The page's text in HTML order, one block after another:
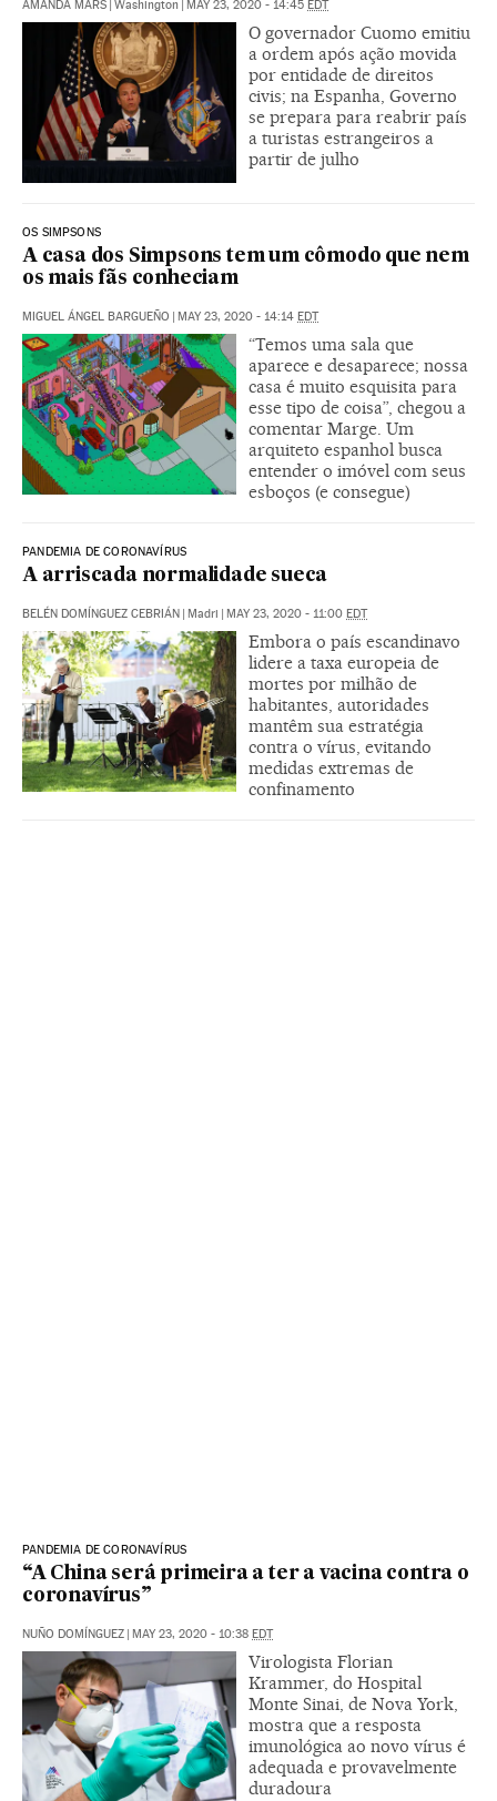
AMANDA MARS Washington MAY 23, 2020 - 14:45 EDT
O governador Cuomo emitiu
a ordem após ação movida
por entidade de direitos
civis; na Espanha, Governo
se prepara para reabrir país
a turistas estrangeiros a
partir de julho
OS SIMPSONS
A casa dos Simpsons tem um cômodo que nem
os mais fãs conheciam
MIGUEL ÁNGEL BARGUEÑO | MAY 23, 2020 - 14:14 EDT
“Temos uma sala que
aparece e desaparece; nossa
casa é muito esquisita para
esse tipo de coisa”, chegou a
comentar Marge. Um
arquiteto espanhol busca
entender o imóvel com seus
esboços (e consegue)
PANDEMIA DE CORONAVÍRUS
A arriscada normalidade sueca
BELÉN DOMÍNGUEZ CEBRIÁN | Madri | MAY 23, 2020 - 11:00 EDT
Embora o país escandinavo
lidere a taxa europeia de
mortes por milhão de
habitantes, autoridades
mantêm sua estratégia
contra o vírus, evitando
medidas extremas de
confinamento
PANDEMIA DE CORONAVÍRUS
“A China será primeira a ter a vacina contra o
coronavírus”
NUÑO DOMÍNGUEZ | MAY 23, 2020 - 10:38 EDT
Virologista Florian
Krammer, do Hospital
Monte Sinai, de Nova York,
mostra que a resposta
imunológica ao novo vírus é
adequada e provavelmente
duradoura